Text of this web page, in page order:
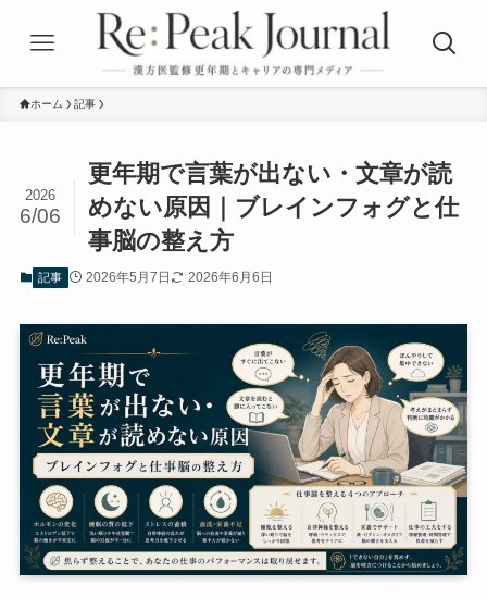
ホーム 記事
更年期で言葉が出ない・文章が読
めない原因｜ブレインフォグと仕
事脳の整え方
2026
6/06
記事 2026年5月7日 2026年6月6日